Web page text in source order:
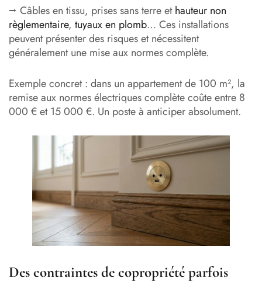
⭢ Câbles en tissu, prises sans terre ethauteur non
règlementaire, tuyaux en plomb… Ces installations
peuvent présenter des risques et nécessitent
généralement une mise aux normes complète.
Exemple concret : dans un appartement de 100 m², la
remise aux normes électriques complète coûte entre 8
000 € et 15 000 €. Un poste à anticiper absolument.
Des contraintes de copropriété parfois